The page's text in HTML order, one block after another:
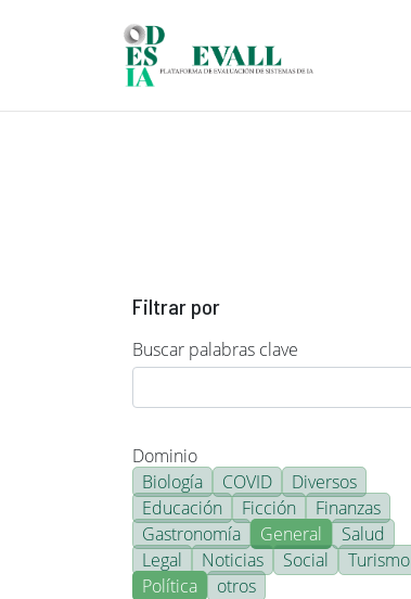
Filtrar por
Buscar palabras clave
Dominio
Biología
COVID
Diversos
Educación
Ficción
Finanzas
Gastronomía
General
Salud
Legal
Noticias Social
Turismo
Política
otros